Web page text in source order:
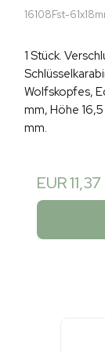
16108Fst-
1 Stück.
Wolfskopfes,
mm, Höhe
mm.
EUR 11,37